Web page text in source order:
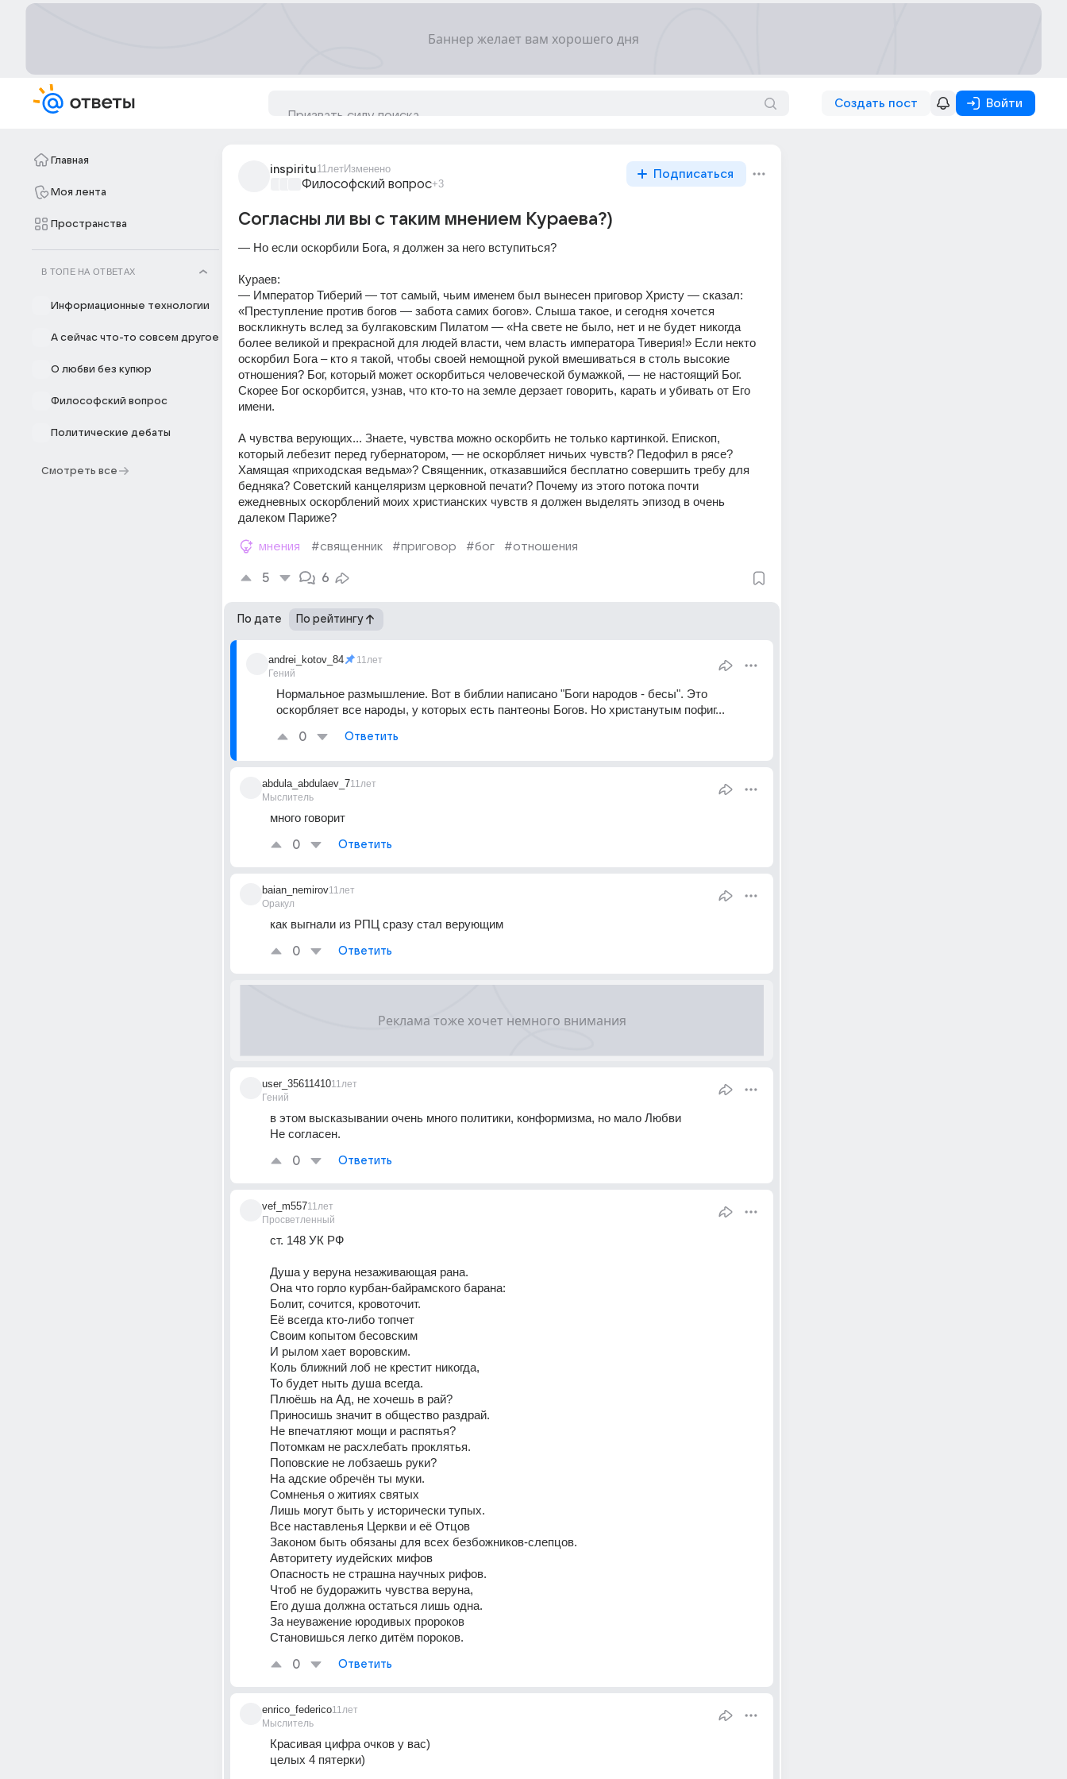
Создать пост Войти
Главная
Моя лента
Пространства
В ТОПЕ НА ОТВЕТАХ
Информационные технологии
А сейчас что-то совсем другое
О любви без купюр
Философский вопрос
Политические дебаты
Смотреть все
inspiritu11летИзменено
Философский вопрос+3
Подписаться
Согласны ли вы с таким мнением Кураева?)
— Но если оскорбили Бога, я должен за него вступиться?
Кураев:
— Император Тиберий — тот самый, чьим именем был вынесен приговор Христу — сказал:
«Преступление против богов — забота самих богов». Слыша такое, и сегодня хочется
воскликнуть вслед за булгаковским Пилатом — «На свете не было, нет и не будет никогда
более великой и прекрасной для людей власти, чем власть императора Тиверия!» Если некто
оскорбил Бога – кто я такой, чтобы своей немощной рукой вмешиваться в столь высокие
отношения? Бог, который может оскорбиться человеческой бумажкой, — не настоящий Бог.
Скорее Бог оскорбится, узнав, что кто-то на земле дерзает говорить, карать и убивать от Его
имени.
А чувства верующих... Знаете, чувства можно оскорбить не только картинкой. Епископ,
который лебезит перед губернатором, — не оскорбляет ничьих чувств? Педофил в рясе?
Хамящая «приходская ведьма»? Священник, отказавшийся бесплатно совершить требу для
бедняка? Советский канцеляризм церковной печати? Почему из этого потока почти
ежедневных оскорблений моих христианских чувств я должен выделять эпизод в очень
далеком Париже?
мнения #священник #приговор #бог #отношения
5 6
По дате По рейтингу
andrei_kotov_84
Гений
11лет
Нормальное размышление. Вот в библии написано "Боги народов - бесы". Это
оскорбляет все народы, у которых есть пантеоны Богов. Но христанутым пофиг...
0 Ответить
abdula_abdulaev_7
Мыслитель
11лет
много говорит
0 Ответить
baian_nemirov
Оракул
11лет
как выгнали из РПЦ сразу стал верующим
0 Ответить
user_35611410
Гений
11лет
в этом высказывании очень много политики, конформизма, но мало Любви
Не согласен.
0 Ответить
vef_m557
Просветленный
11лет
ст. 148 УК РФ
Душа у веруна незаживающая рана.
Она что горло курбан-байрамского барана:
Болит, сочится, кровоточит.
Её всегда кто-либо топчет
Своим копытом бесовским
И рылом хает воровским.
Коль ближний лоб не крестит никогда,
То будет ныть душа всегда.
Плюёшь на Ад, не хочешь в рай?
Приносишь значит в общество раздрай.
Не впечатляют мощи и распятья?
Потомкам не расхлебать проклятья.
Поповские не лобзаешь руки?
На адские обречён ты муки.
Сомненья о житиях святых
Лишь могут быть у исторически тупых.
Все наставленья Церкви и её Отцов
Законом быть обязаны для всех безбожников-слепцов.
Авторитету иудейских мифов
Опасность не страшна научных рифов.
Чтоб не будоражить чувства веруна,
Его душа должна остаться лишь одна.
За неуважение юродивых пророков
Становишься легко дитём пороков.
0 Ответить
enrico_federico
Мыслитель
11лет
Красивая цифра очков у вас)
целых 4 пятерки)